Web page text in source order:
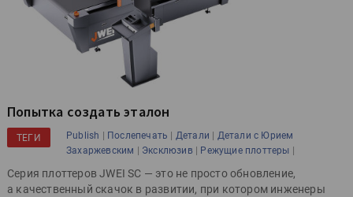
Попытка создать эталон
ТЕГИ Publish | Послепечать | Детали | Детали с Юрием
Захаржевским | Эксклюзив | Режущие плоттеры |
Серия плоттеров JWEI SC — это не просто обновление,
а качественный скачок в развитии, при котором инженеры